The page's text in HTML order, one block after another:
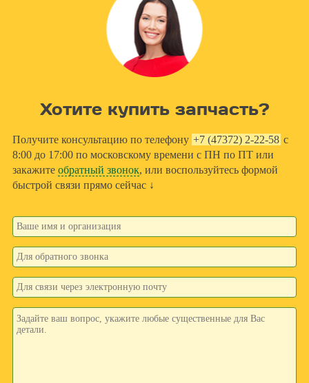
Хотите купить запчасть?
Получите консультацию по телефону +7 (47372) 2-22-58 с
8:00 до 17:00 по московскому времени с ПН по ПТ или
закажите обратный звонок, или воспользуйтесь формой
быстрой связи прямо сейчас ↓